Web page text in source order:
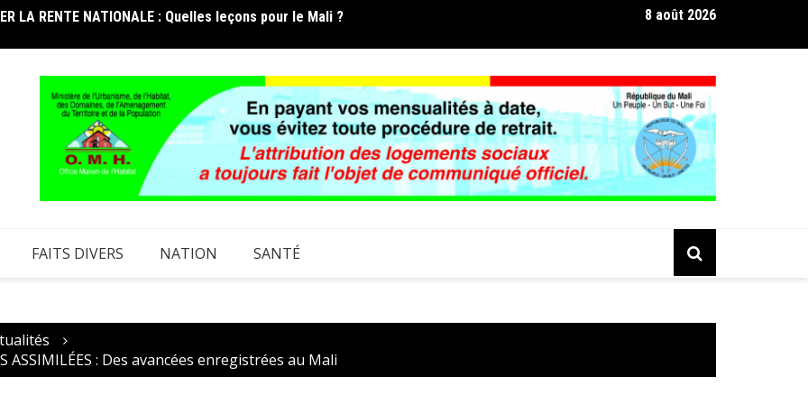
LA RENTE NATIONALE : Quelles leçons pour le Mali ?
Mali réélu au Conseil d’administration de l’UAT
FORUM D’AFFAIRES MALI – MAROC : Un dialogue de haut niveau sur
8 août 2026
FAITS DIVERS NATION SANTÉ
ASSIMILÉES : Des avancées enregistrées au Mali